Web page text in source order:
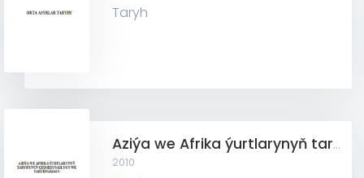
Taryh
Aziýa we Afrika ýurtlarynyň taryhynyň çeşmeşynaslygy we taryhnamasy
2010